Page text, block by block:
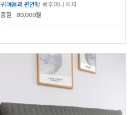
귀여움과 편안함 콩주머니 의자
품절
80,000원